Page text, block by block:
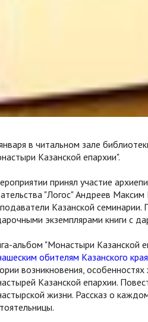
в читальном зале
Казанской епархии".
принял участие
"Логос" Андреев
Казанской
экземплярами книги с
альбом "Монастыри Казанской
обителям Казанского края
возникновения,
Казанской епархии.
жизни. Рассказ о